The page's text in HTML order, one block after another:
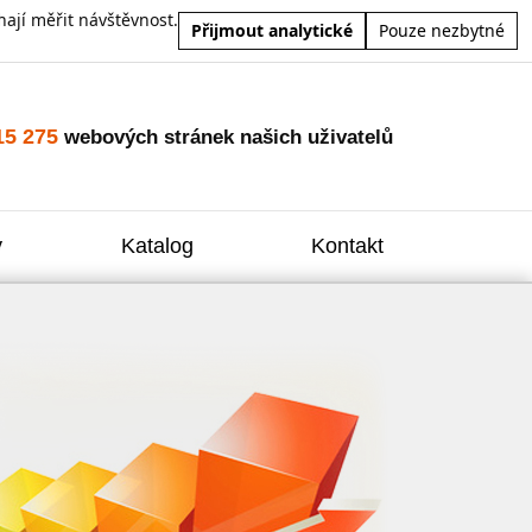
měřit návštěvnost.
Přijmout analytické Pouze nezbytné
275 webových stránek našich uživatelů
Katalog Kontakt